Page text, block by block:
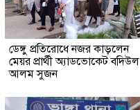
ডেঙ্গু প্রতিরোধে নজর কাড়লেন
মেয়র প্রার্থী অ্যাডভোকেট বদিউল
আলম সুজন